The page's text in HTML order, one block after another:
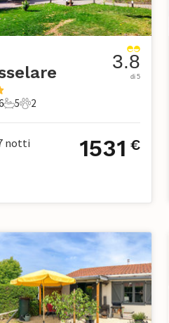
da letto
5 Bagni
5
2 Animali domestici
2
3.8
di 5
notti 1531 €